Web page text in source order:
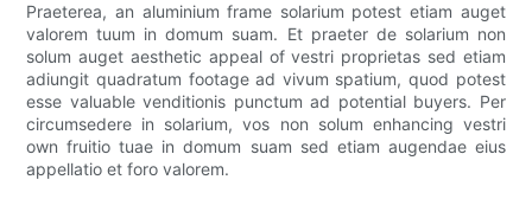
Praeterea, an aluminium frame solarium potest etiam auget
valorem tuum in domum suam. Et praeter de solarium non
solum auget aesthetic appeal of vestri proprietas sed etiam
adiungit quadratum footage ad vivum spatium, quod potest
esse valuable venditionis punctum ad potential buyers. Per
circumsedere in solarium, vos non solum enhancing vestri
own fruitio tuae in domum suam sed etiam augendae eius
appellatio et foro valorem.